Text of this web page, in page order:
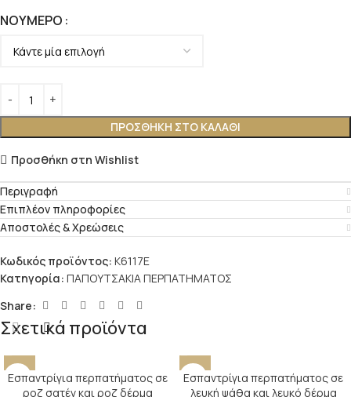
ΝΟΎΜΕΡΟ
ΠΡΟΣΘΉΚΗ ΣΤΟ ΚΑΛΆΘΙ
Προσθήκη στη Wishlist
Περιγραφή
Επιπλέον πληροφορίες
Αποστολές & Χρεώσεις
Κωδικός προϊόντος: K6117E
Κατηγορία: ΠΑΠΟΥΤΣΑΚΙΑ ΠΕΡΠΑΤΗΜΑΤΟΣ
Share:
Σχετικά προϊόντα
Εσπαντρίγια περπατήματος σε
ροζ σατέν και ροζ δέρμα
Εσπαντρίγια περπατήματος σε
λευκή ψάθα και λευκό δέρμα